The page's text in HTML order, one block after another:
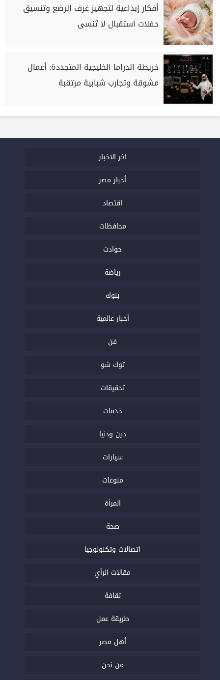
أفكار إبداعية لتجهيز غرف الرضع وتنسيق
حفلات استقبال لا تُنسى
خريطة الدراما الخليجية المتجددة: أعمال
مشوقة وتجارب شبابية مرتقبة
اخر الاخبار
أخبار مصر
اقتصاد
محافظات
حوادث
رياضة
بنوك
أخبار عالمية
فن
توك شو
تحقيقات
خدمات
دين ودنيا
سيارات
منوعات
المرأة
صحة
اتصالات وتكنولوجيا
مقالات الرأي
ثقافة
طريقة عمل
أهل مصر
من نحن